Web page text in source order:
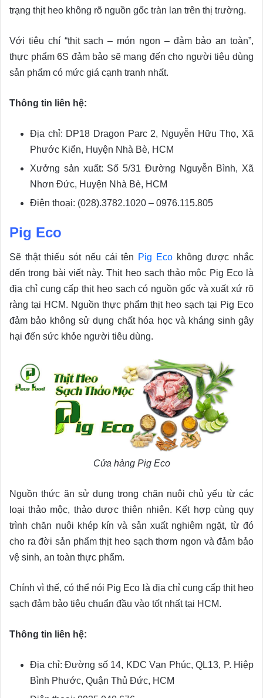
trạng thịt heo không rõ nguồn gốc tràn lan trên thị trường.
Với tiêu chí “thịt sạch – món ngon – đảm bảo an toàn”,
thực phẩm 6S đảm bảo sẽ mang đến cho người tiêu dùng
sản phẩm có mức giá cạnh tranh nhất.
Thông tin liên hệ:
Địa chỉ: DP18 Dragon Parc 2, Nguyễn Hữu Thọ, Xã
Phước Kiển, Huyện Nhà Bè, HCM
Xưởng sản xuất: Số 5/31 Đường Nguyễn Bình, Xã
Nhơn Đức, Huyện Nhà Bè, HCM
Điện thoại: (028).3782.1020 – 0976.115.805
Pig Eco
Sẽ thật thiếu sót nếu cái tên Pig Ecokhông được nhắc
đến trong bài viết này. Thịt heo sạch thảo mộc Pig Eco là
địa chỉ cung cấp thịt heo sạch có nguồn gốc và xuất xứ rõ
ràng tại HCM. Nguồn thực phẩm thịt heo sạch tại Pig Eco
đảm bảo không sử dụng chất hóa học và kháng sinh gây
hại đến sức khỏe người tiêu dùng.
Cửa hàng Pig Eco
Nguồn thức ăn sử dụng trong chăn nuôi chủ yếu từ các
loại thảo mộc, thảo dược thiên nhiên. Kết hợp cùng quy
trình chăn nuôi khép kín và sản xuất nghiêm ngặt, từ đó
cho ra đời sản phẩm thịt heo sạch thơm ngon và đảm bảo
vệ sinh, an toàn thực phẩm.
Chính vì thế, có thể nói Pig Eco là địa chỉ cung cấp thịt heo
sạch đảm bảo tiêu chuẩn đầu vào tốt nhất tại HCM.
Thông tin liên hệ:
Địa chỉ: Đường số 14, KDC Vạn Phúc, QL13, P. Hiệp
Bình Phước, Quận Thủ Đức, HCM